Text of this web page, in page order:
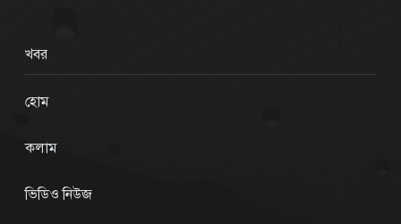
খবর
হোম
কলাম
ভিডিও নিউজ